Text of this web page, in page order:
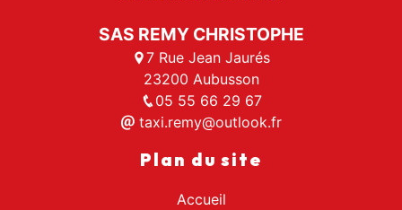
SAS REMY CHRISTOPHE
7 Rue Jean Jaurés
23200 Aubusson
05 55 66 29 67
taxi.remy@outlook.fr
Plan du site
Accueil